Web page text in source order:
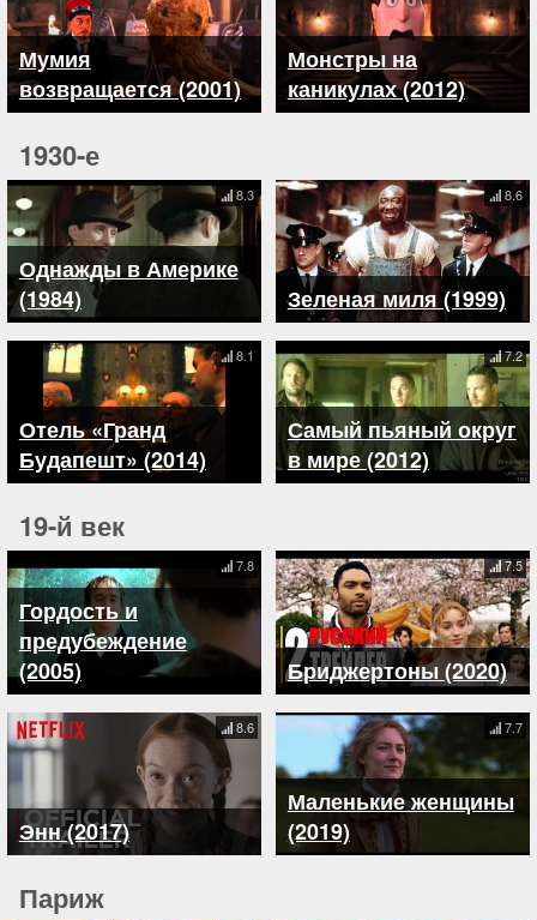
Мумия
возвращается (2001)
Монстры на
каникулах (2012)
1930-е
Однажды в Америке
(1984)
8.3
Зеленая миля (1999)
8.6
Отель «Гранд
Будапешт» (2014)
8.1
Самый пьяный округ
в мире (2012)
7.2
19-й век
Гордость и
предубеждение
(2005)
7.8
Бриджертоны (2020)
7.5
Энн (2017)
8.6
Маленькие женщины
(2019)
7.7
Париж